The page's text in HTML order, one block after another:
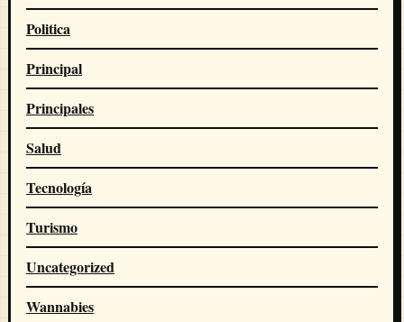
Politica
Principal
Principales
Salud
Tecnología
Turismo
Uncategorized
Wannabies